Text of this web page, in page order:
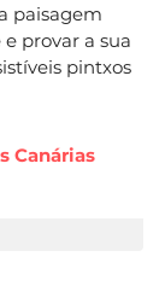
paisagem
provar a sua
pintxos
Canárias